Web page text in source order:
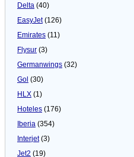
Delta (40)
EasyJet(126)
Emirates (11)
Flysur (3)
Germanwings (32)
Gol (30)
HLX (1)
Hoteles (176)
Iberia (354)
Interjet(3)
Jet2 (19)